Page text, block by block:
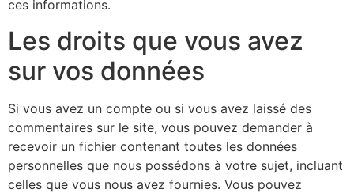
ces informations.
Les droits que vous avez
sur vos données
Si vous avez un compte ou si vous avez laissé des
commentaires sur le site, vous pouvez demander à
recevoir un fichier contenant toutes les données
personnelles que nous possédons à votre sujet, incluant
celles que vous nous avez fournies. Vous pouvez